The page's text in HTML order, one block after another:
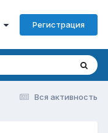
Регистрация
Вся активность